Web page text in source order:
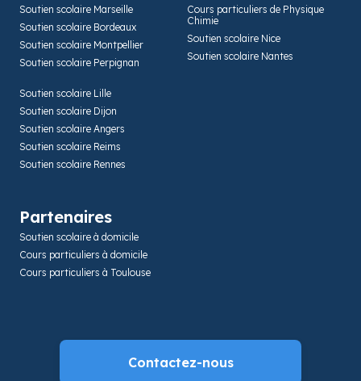
Soutien scolaire Marseille
Soutien scolaire Bordeaux
Soutien scolaire Montpellier
Soutien scolaire Perpignan
Cours particuliers de Physique
Chimie
Soutien scolaire Nice
Soutien scolaire Nantes
Soutien scolaire Lille
Soutien scolaire Dijon
Soutien scolaire Angers
Soutien scolaire Reims
Soutien scolaire Rennes
Partenaires
Soutien scolaire à domicile
Cours particuliers à domicile
Cours particuliers à Toulouse
Contactez-nous